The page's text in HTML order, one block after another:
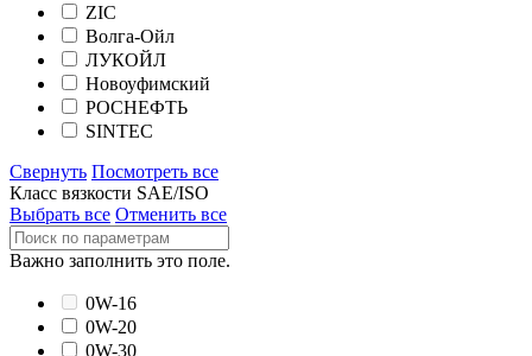
ZIC
Волга-Ойл
ЛУКОЙЛ
Новоуфимский
РОСНЕФТЬ
SINTEC
Свернуть Посмотреть все
Класс вязкости SAE/ISO
Выбрать все Отменить все
Важно заполнить это поле.
0W-16
0W-20
0W-30